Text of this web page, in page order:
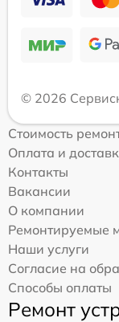
© 2026
Стоимость
Оплата и
Контакты
Вакансии
О компании
Ремонтируемые
Наши услуги
Согласие на
Способы оплаты
Ремонт